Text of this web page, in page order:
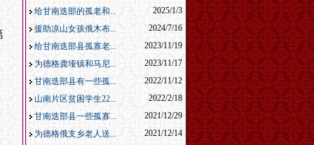
给甘南迭部的孤老和...
2025/1/3
援助凉山女孩俄木布...
2024/7/16
给甘南迭部县孤寡老...
2023/11/19
为德格龚垭镇和马尼...
2023/11/17
甘南迭部县有一些孤...
2022/11/12
山南片区贫困学生22...
2022/2/18
甘南迭部县一些孤寡...
2021/12/29
为德格俄支乡老人送...
2021/12/14